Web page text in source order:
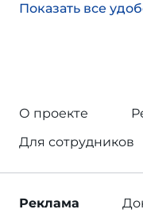
Показать все
О проекте
Для сотрудников
Реклама